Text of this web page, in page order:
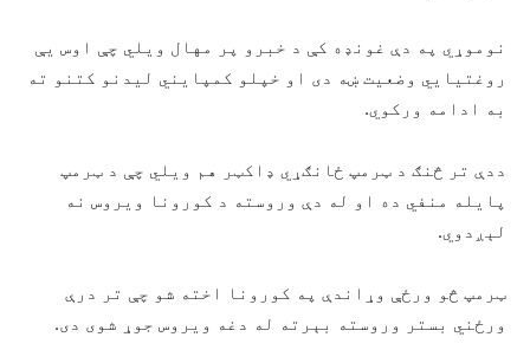
نوموړي په دې غونډه کې د خبرو پر مهال ویلي چې اوس یې
روغتیايي وضعیت ښه دی او خپلو کمپایني لیدنو کتنو ته
به ادامه ورکوي.
ددې تر څنګ د ټرمپ ځانګړي ډاکټر هم ویلي چې د ټرمپ
پایله منفي ده او له دې وروسته د کورونا ویروس نه
لېږدوي.
ټرمپ څو ورځې وړاندې په کورونا اخته شو چې تر درې
ورځني بستر وروسته بېرته له دغه ویروس جوړ شوی دی.